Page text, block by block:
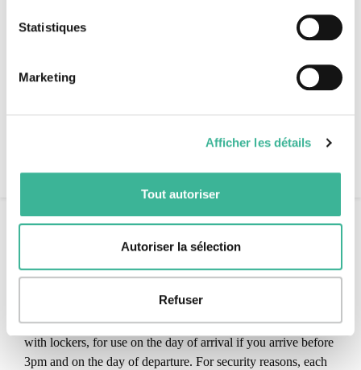
Statistiques
Marketing
Afficher les détails
Tout autoriser
Autoriser la sélection
Refuser
Espace presse
Accueil Do you have luggage storage?
B
Do you have luggage storage?
Yes, free luggage storage is available in each of our hostels,
with lockers, for use on the day of arrival if you arrive before
3pm and on the day of departure. For security reasons, each